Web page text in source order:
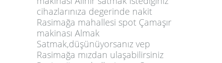
cihazlarınıza degerinde nakit
Rasimağa mahallesi spot Çamaşır
makinası Almak
Satmak,düşünüyorsanız vep
Rasimağa mızdan ulaşabilirsiniz